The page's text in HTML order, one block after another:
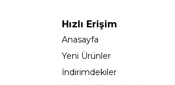
Hızlı Erişim
Anasayfa
Yeni Ürünler
İndirimdekiler